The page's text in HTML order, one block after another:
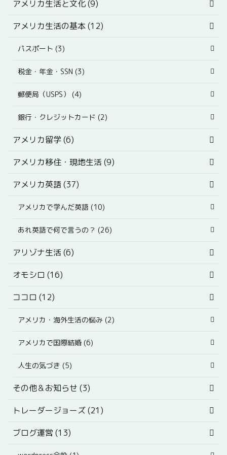
アメリカ生活と文化 (9)
アメリカ生活の基本 (12)
パスポート (3)
税金・年金・SSN (3)
郵便局（USPS） (4)
銀行・クレジットカード (2)
アメリカ留学 (6)
アメリカ移住・現地生活 (9)
アメリカ英語 (37)
アメリカで学んだ英語 (10)
あれ英語で何で言うの？ (26)
アリゾナ生活 (6)
オモシロ (16)
ココロ (12)
アメリカ・海外生活の悩み (2)
アメリカで国際結婚 (6)
人生の気づき (5)
その他＆お知らせ (3)
トレーダージョーズ (21)
ブログ運営 (13)